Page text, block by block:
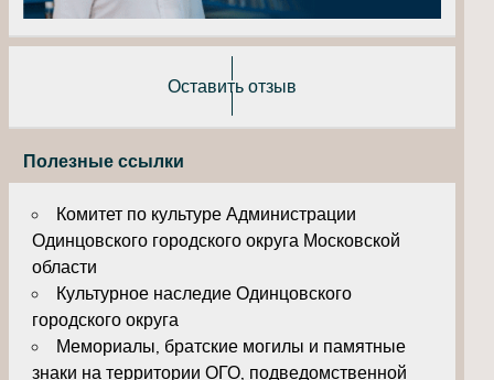
Оставить отзыв
Полезные ссылки
Комитет по культуре Администрации
Одинцовского городского округа Московской
области
Культурное наследие Одинцовского
городского округа
Мемориалы, братские могилы и памятные
знаки на территории ОГО, подведомственной